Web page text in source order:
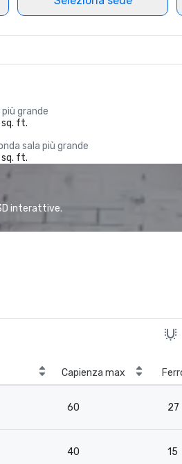
più grande
sq. ft.
sala più grande
ft.
interattive.
Capienza max
60 27
40 15